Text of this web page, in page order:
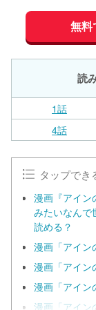
無料
読
1話
4話
タップでき
漫画『アイン
みたいなんで
読める？
漫画「アイン
漫画「アイン
漫画「アイン
漫画「アイン